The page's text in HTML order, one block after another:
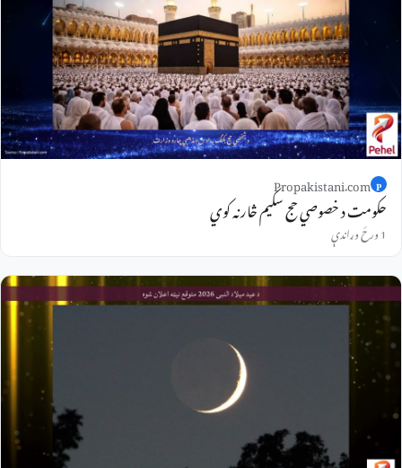
P
Propakistani.com
حکومت د خصوصي حج سکیم څارنه کوي
1 ورځ وړاندې